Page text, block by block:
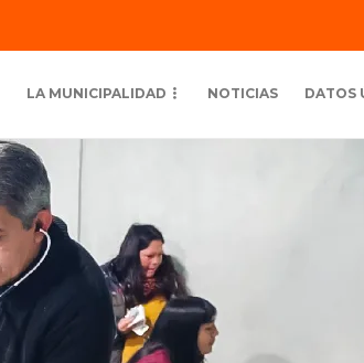
LA MUNICIPALIDAD NOTICIAS DATOS